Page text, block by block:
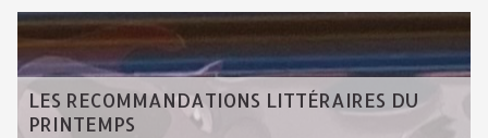
LES RECOMMANDATIONS LITTÉRAIRES DU
PRINTEMPS